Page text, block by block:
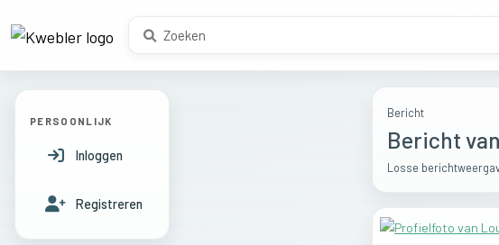
Bericht
Bericht
Losse
PERSOONLIJK
Inloggen
Registreren